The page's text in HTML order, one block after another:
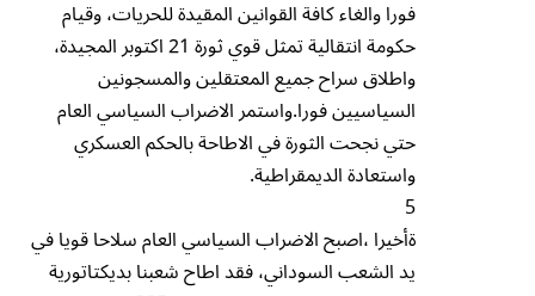
فورا والغاء كافة القوانين المقيدة للحريات، وقيام
حكومة انتقالية تمثل قوي ثورة 21 اكتوبر المجيدة،
واطلاق سراح جميع المعتقلين والمسجونين
السياسيين فورا.واستمر الاضراب السياسي العام
حتي نجحت الثورة في الاطاحة بالحكم العسكري
واستعادة الديمقراطية.
5
ةأخيرا ،اصبح الاضراب السياسي العام سلاحا قويا في
يد الشعب السوداني، فقد اطاح شعبنا بديكتاتورية